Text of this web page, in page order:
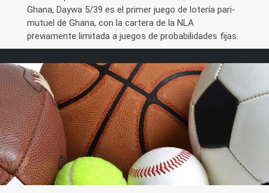
Ghana, Daywa 5/39 es el primer juego de lotería pari-
mutuel de Ghana, con la cartera de la NLA
previamente limitada a juegos de probabilidades fijas.